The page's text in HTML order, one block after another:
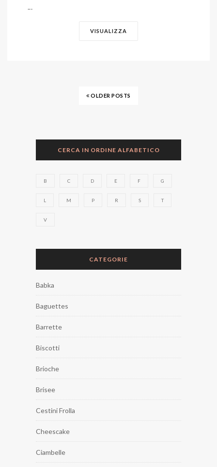
...
VISUALIZZA
OLDER POSTS
CERCA IN ORDINE ALFABETICO
B C D E F G
L M P R S T
V
CATEGORIE
Babka
Baguettes
Barrette
Biscotti
Brioche
Brisee
Cestini Frolla
Cheescake
Ciambelle